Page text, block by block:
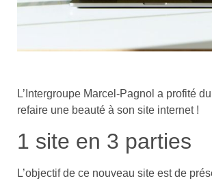
L’Intergroupe Marcel-Pagnol a profité
refaire une beauté à son site internet !
1 site en 3 parties
L’objectif de ce nouveau site est de